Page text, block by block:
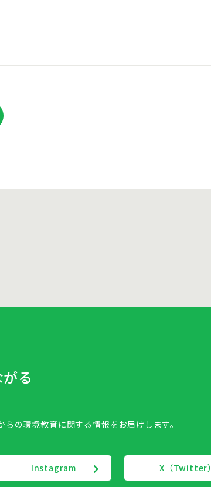
る
らの環境教育に関する情報をお届けします。
Instagram X（Twitter）